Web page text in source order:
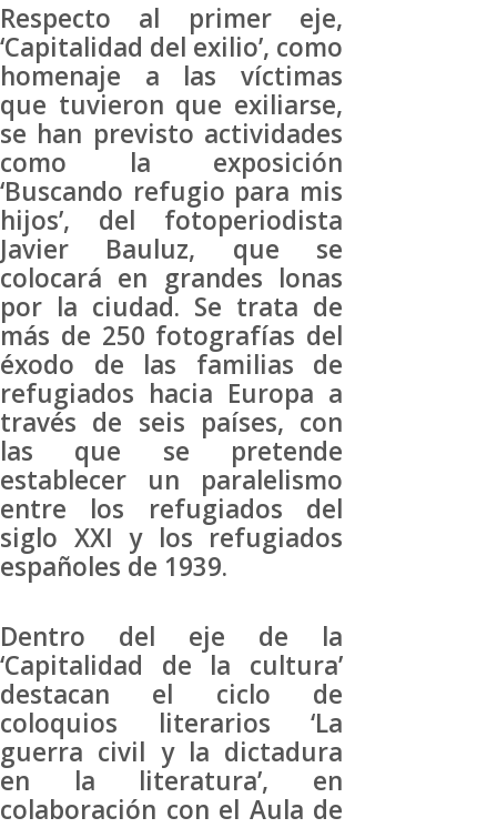
Respecto al primer eje,
‘Capitalidad del exilio’, como
homenaje a las víctimas
que tuvieron que exiliarse,
se han previsto actividades
como la exposición
‘Buscando refugio para mis
hijos’, del fotoperiodista
Javier Bauluz, que se
colocará en grandes lonas
por la ciudad. Se trata de
más de 250 fotografías del
éxodo de las familias de
refugiados hacia Europa a
través de seis países, con
las que se pretende
establecer un paralelismo
entre los refugiados del
siglo XXI y los refugiados
españoles de 1939.
Dentro del eje de la
‘Capitalidad de la cultura’
destacan el ciclo de
coloquios literarios ‘La
guerra civil y la dictadura
en la literatura’, en
colaboración con el Aula de